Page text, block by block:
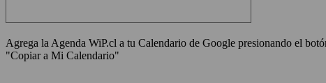
Agrega la Agenda WiP.cl a tu Calendario de Google presionando el
"Copiar a Mi Calendario"